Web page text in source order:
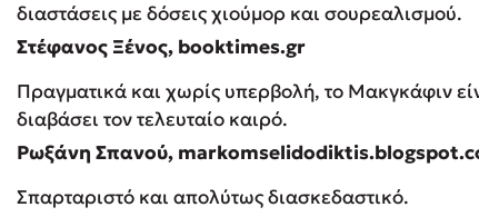
διαστάσεις με δόσεις χιούμορ και σουρεαλισμού.
Στέφανος Ξένος, booktimes.gr
Πραγματικά και χωρίς υπερβολή, το Μακγκάφιν
διαβάσει τον τελευταίο καιρό.
Ρωξάνη Σπανού,
Σπαρταριστό και απολύτως διασκεδαστικό.